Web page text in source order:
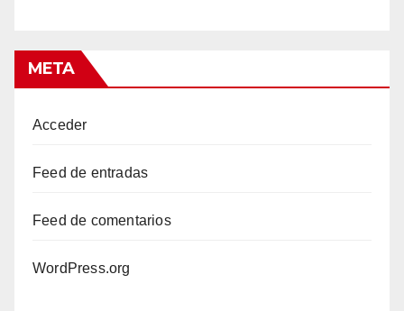
META
Acceder
Feed de entradas
Feed de comentarios
WordPress.org